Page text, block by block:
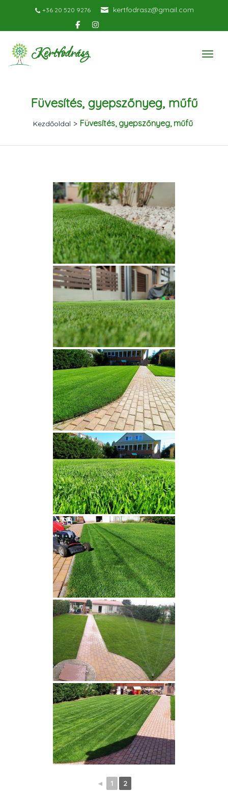
+36 20 520 9276 kertfodrasz@gmail.com
Kertfodrász
Füvesítés, gyepszőnyeg, műfű
Kezdőoldal > Füvesítés, gyepszőnyeg, műfű
◄ 1 2